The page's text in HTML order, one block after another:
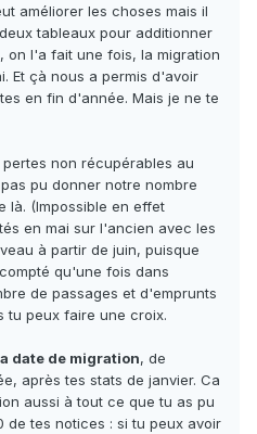
améliorer les choses mais il
tableaux pour additionner
on l'a fait une fois, la migration
Et çà nous a permis d'avoir
en fin d'année. Mais je ne te
non récupérables au
pu donner notre nombre
là. (Impossible en effet
en mai sur l'ancien avec les
à partir de juin, puisque
qu'une fois dans
de passages et d'emprunts
tu peux faire une croix.
date de migration, de
après tes stats de janvier. Ca
aussi à tout ce que tu as pu
de tes notices : si tu peux avoir